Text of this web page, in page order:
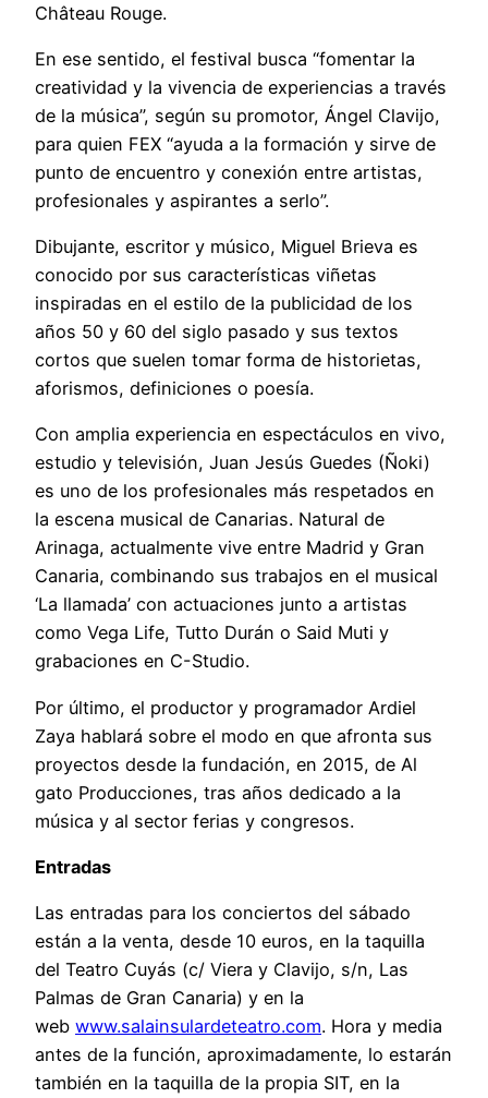
Château Rouge.
En ese sentido, el festival busca “fomentar la
creatividad y la vivencia de experiencias a través
de la música”, según su promotor, Ángel Clavijo,
para quien FEX “ayuda a la formación y sirve de
punto de encuentro y conexión entre artistas,
profesionales y aspirantes a serlo”.
Dibujante, escritor y músico, Miguel Brieva es
conocido por sus características viñetas
inspiradas en el estilo de la publicidad de los
años 50 y 60 del siglo pasado y sus textos
cortos que suelen tomar forma de historietas,
aforismos, definiciones o poesía.
Con amplia experiencia en espectáculos en vivo,
estudio y televisión, Juan Jesús Guedes (Ñoki)
es uno de los profesionales más respetados en
la escena musical de Canarias. Natural de
Arinaga, actualmente vive entre Madrid y Gran
Canaria, combinando sus trabajos en el musical
‘La llamada’ con actuaciones junto a artistas
como Vega Life, Tutto Durán o Said Muti y
grabaciones en C-Studio.
Por último, el productor y programador Ardiel
Zaya hablará sobre el modo en que afronta sus
proyectos desde la fundación, en 2015, de Al
gato Producciones, tras años dedicado a la
música y al sector ferias y congresos.
Entradas
Las entradas para los conciertos del sábado
están a la venta, desde 10 euros, en la taquilla
del Teatro Cuyás (c/ Viera y Clavijo, s/n, Las
Palmas de Gran Canaria) y en la
web www.salainsulardeteatro.com. Hora y media
antes de la función, aproximadamente, lo estarán
también en la taquilla de la propia SIT, en la